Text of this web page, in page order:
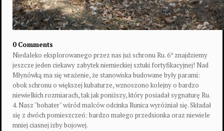
0 Comments
Niedaleko eksplorowanego przez nas już schronu Ru. 6* znajdziemy
jeszcze jeden ciekawy zabytek niemieckiej sztuki fortyfikacyjnej! Nad
Młynówką ma się wrażenie, że stanowiska budowane były parami:
obok schronu o większej kubaturze, wznoszono kolejny o bardzo
niewielkich rozmiarach, tak jak poniższy, który posiadał sygnaturę Ru.
4. Nasz "bohater" wśród malców odcinka Runica wyróżniał się. Składał
się z dwóch pomieszczeń: bardzo małego przedsionka oraz niewiele
mniej ciasnej izby bojowej.